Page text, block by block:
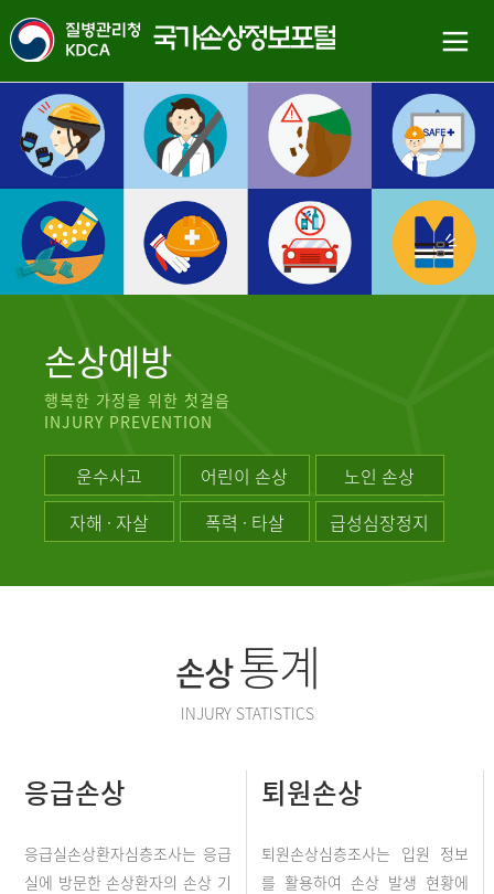
손상예방
행복한 가정을 위한 첫걸음
INJURY PREVENTION
운수사고 어린이 손상
노인 손상
자해 · 자살
폭력 · 타살 급성심장정지
손상통계
INJURY STATISTICS
응급손상
응급실손상환자심층조사는 응급
실에 방문한 손상환자의 손상 기
퇴원손상
퇴원손상심층조사는 입원 정보
를 활용하여 손상 발생 현황에